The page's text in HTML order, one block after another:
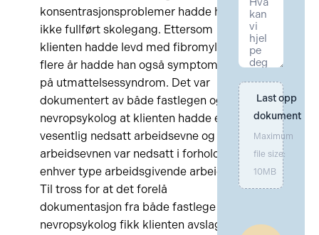
konsentrasjonsproblemer hadde han
ikke fullført skolegang. Ettersom
klienten hadde levd med fibromylagi i
flere år hadde han også symptomer
på utmattelsessyndrom. Det var
dokumentert av både fastlegen og
nevropsykolog at klienten hadde en
vesentlig nedsatt arbeidsevne og at
arbeidsevnen var nedsatt i forhold til
enhver type arbeidsgivende arbeid.
Til tross for at det forelå
dokumentasjon fra både fastlege og
nevropsykolog fikk klienten avslag på
Last opp
dokument
Maximum
file size:
10MB